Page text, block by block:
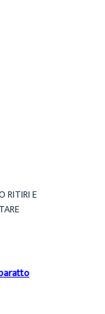
RITIRI E